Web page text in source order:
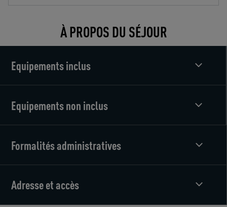
À PROPOS DU SÉJOUR
Equipements inclus
Equipements non inclus
Formalités administratives
Adresse et accès